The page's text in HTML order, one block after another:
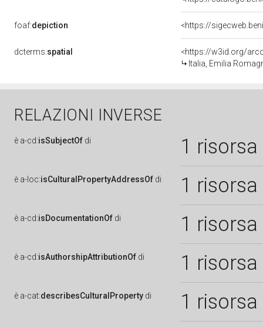
foaf:depiction <https://
dcterms:spatial
<https://w3id.org/
Italia, Emilia
RELAZIONI INVERSE
è a-cd:isSubjectOf di 1 risorsa
è a-loc:isCulturalPropertyAddressOf di 1 risorsa
è a-cd:isDocumentationOf di 1 risorsa
è a-cd:isAuthorshipAttributionOf di 1 risorsa
è a-cat:describesCulturalProperty di 1 risorsa